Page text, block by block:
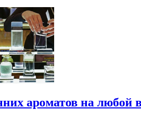
ароматов на любой